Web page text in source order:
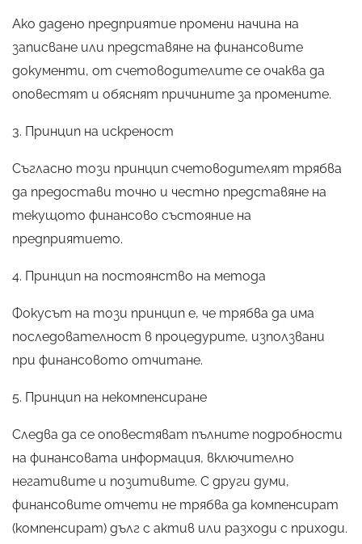
Ако дадено предприятие промени начина на
записване или представяне на финансовите
документи, от счетоводителите се очаква да
оповестят и обяснят причините за промените.
3. Принцип на искреност
Съгласно този принцип счетоводителят трябва
да предостави точно и честно представяне на
текущото финансово състояние на
предприятието.
4. Принцип на постоянство на метода
Фокусът на този принцип е, че трябва да има
последователност в процедурите, използвани
при финансовото отчитане.
5. Принцип на некомпенсиране
Следва да се оповестяват пълните подробности
на финансовата информация, включително
негативите и позитивите. С други думи,
финансовите отчети не трябва да компенсират
(компенсират) дълг с актив или разходи с приходи.